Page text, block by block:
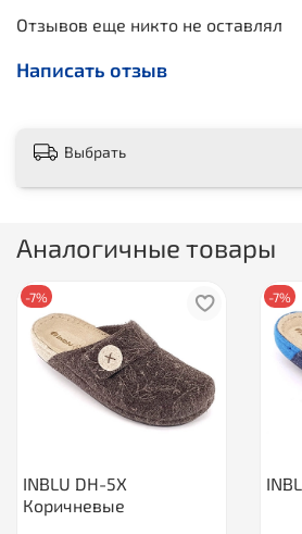
Отзывов еще никто не оставлял
Написать отзыв
Выбрать
Аналогичные товары
-7%
INBLU DH-5X
Коричневые
-7%